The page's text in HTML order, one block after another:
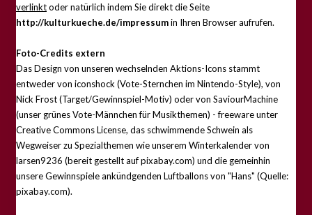
verlinktoder natürlich indem Sie direkt die Seite
http://kulturkueche.de/impressumin Ihren Browser aufrufen.
Foto-Credits extern
Das Design von unseren wechselnden Aktions-Icons stammt
entweder von iconshock (Vote-Sternchen im Nintendo-Style), von
Nick Frost (Target/Gewinnspiel-Motiv) oder von SaviourMachine
(unser grünes Vote-Männchen für Musikthemen) - freeware unter
Creative Commons License, das schwimmende Schwein als
Wegweiser zu Spezialthemen wie unserem Winterkalender von
larsen9236 (bereit gestellt auf pixabay.com) und die gemeinhin
unsere Gewinnspiele ankündgenden Luftballons von "Hans" (Quelle:
pixabay.com).